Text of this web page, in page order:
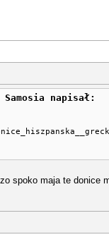
napisał:
spoko maja te donice